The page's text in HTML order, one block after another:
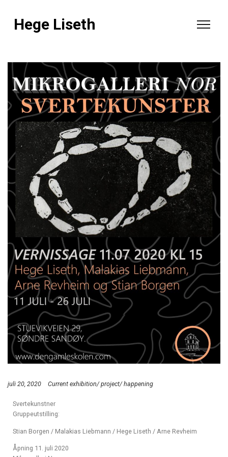
Hege Liseth
juli 20, 2020 Current exhibition/ project/ happening
Svertekunstner
Gruppeutstilling:
Stian Borgen / Malakias Liebmann / Hege Liseth / Arne Revheim
Åpning 11. juli 2020